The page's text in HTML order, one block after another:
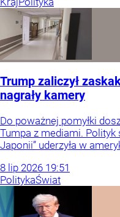
Trump zaliczył
nagrały kamery
Do poważnej pomyłki
Tumpa z mediami. Polityk
Japonii” uderzyła w
8 lip 2026 19:51
PolitykaŚwiat